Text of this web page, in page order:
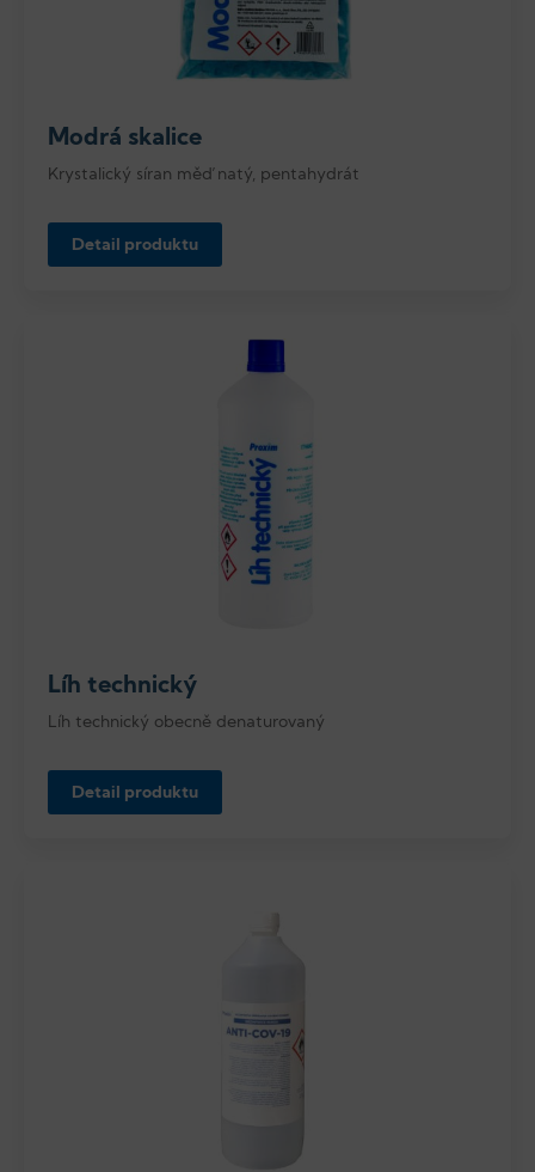
Modrá skalice
Krystalický síran měďnatý, pentahydrát
Detail produktu
Líh technický
Líh technický obecně denaturovaný
Detail produktu